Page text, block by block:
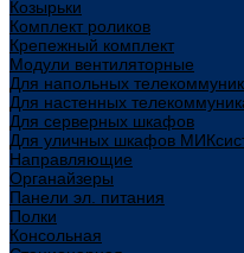
Козырьки
Комплект роликов
Крепежный комплект
Модули вентиляторные
Для напольных
Для настенных
Для серверных шкафов
Для уличных шкафов
Направляющие
Органайзеры
Панели эл. питания
Полки
Консольная